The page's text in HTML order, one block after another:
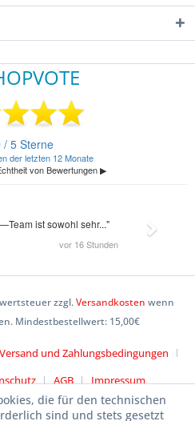
zzgl.Versandkosten wenn
Mindestbestellwert: 15,00€
Versand und Zahlungsbedingungen
AGB Impressum
die für den technischen
sind und stets gesetzt